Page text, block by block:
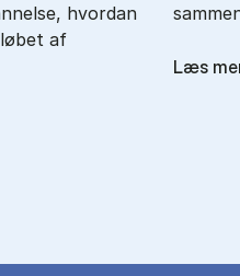
hvordan
af
Læs